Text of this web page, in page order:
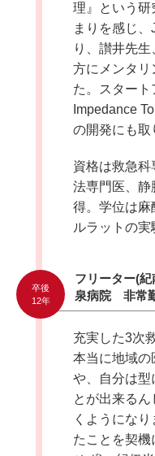
理』という研
まりを感じ
り、讃井先
方にメンタリ
た。スタート
Impedance
の開発にも取
資格は救急
法専門医、静
得。学位は麻
ルラットの実
卒後
12年
フリーター(
泉病院 非常
充実した3次
本当に地域の
や、自分は型
とが出来る
くようにな
たことを契機